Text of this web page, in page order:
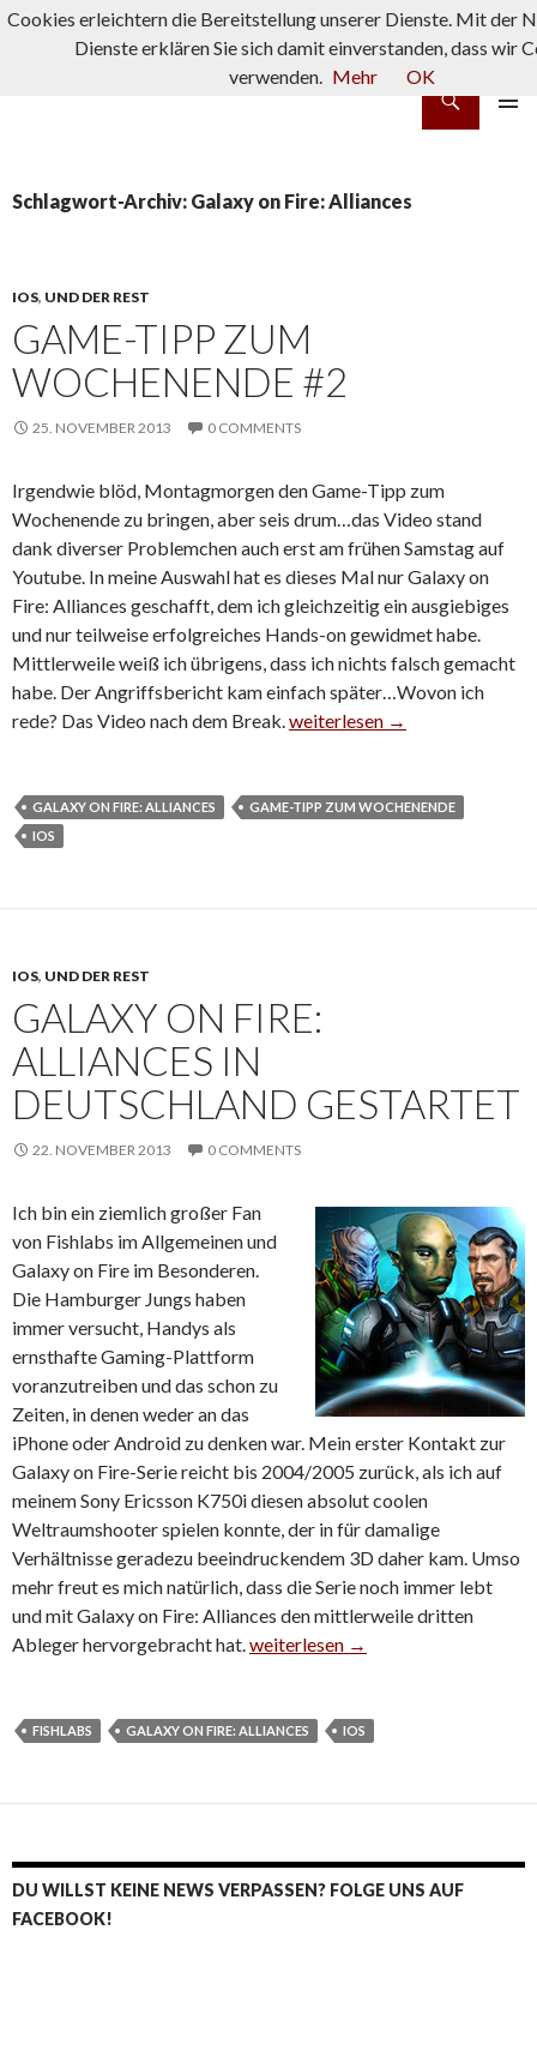
Schlagwort-Archiv: Galaxy on Fire: Alliances
IOS, UND DER REST
GAME-TIPP ZUM
WOCHENENDE #2
25. NOVEMBER 2013 0 COMMENTS
Irgendwie blöd, Montagmorgen den Game-Tipp zum
Wochenende zu bringen, aber seis drum…das Video stand
dank diverser Problemchen auch erst am frühen Samstag auf
Youtube. In meine Auswahl hat es dieses Mal nur Galaxy on
Fire: Alliances geschafft, dem ich gleichzeitig ein ausgiebiges
und nur teilweise erfolgreiches Hands-on gewidmet habe.
Mittlerweile weiß ich übrigens, dass ich nichts falsch gemacht
habe. Der Angriffsbericht kam einfach später…Wovon ich
rede? Das Video nach dem Break. Game-Tipp zum
weiterlesen →
GALAXY ON FIRE: ALLIANCES
GAME-TIPP ZUM WOCHENENDE
IOS
IOS, UND DER REST
GALAXY ON FIRE:
ALLIANCES IN
DEUTSCHLAND GESTARTET
22. NOVEMBER 2013 0 COMMENTS
Ich bin ein ziemlich großer Fan
von Fishlabs im Allgemeinen und
Galaxy on Fire im Besonderen.
Die Hamburger Jungs haben
immer versucht, Handys als
ernsthafte Gaming-Plattform
voranzutreiben und das schon zu
Zeiten, in denen weder an das
iPhone oder Android zu denken war. Mein erster Kontakt zur
Galaxy on Fire-Serie reicht bis 2004/2005 zurück, als ich auf
meinem Sony Ericsson K750i diesen absolut coolen
Weltraumshooter spielen konnte, der in für damalige
Verhältnisse geradezu beeindruckendem 3D daher kam. Umso
mehr freut es mich natürlich, dass die Serie noch immer lebt
und mit Galaxy on Fire: Alliances den mittlerweile dritten
Ableger hervorgebracht hat. Galaxy on Fire: Alliances in
weiterlesen →
FISHLABS GALAXY ON FIRE: ALLIANCES IOS
DU WILLST KEINE NEWS VERPASSEN? FOLGE UNS AUF
FACEBOOK!
Cookies erleichtern die Bereitstellung unserer Dienste. Mit der
Dienste erklären Sie sich damit einverstanden, dass wir
verwenden. Mehr OK